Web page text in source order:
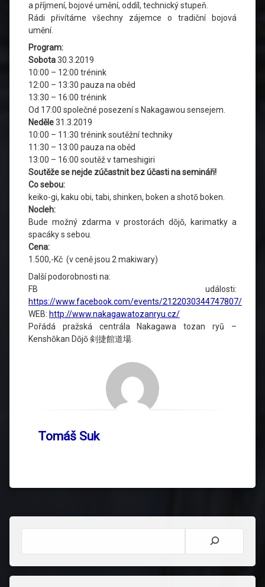
a příjmení, bojové umění, oddíl, technický stupeň.
Rádi přivítáme všechny zájemce o tradiční bojová
umění.
Program:
Sobota30.3.2019
10:00 – 12:00 trénink
12:00 – 13:30 pauza na oběd
13:30 – 16:00 trénink
Od 17:00 společné posezení s Nakagawou sensejem.
Neděle31.3.2019
10:00 – 11:30 trénink soutěžní techniky
11:30 – 13:00 pauza na oběd
13:00 – 16:00 soutěž v tameshigiri
Soutěže se nejde zúčastnit bez účasti na semináři!
Co sebou:
keiko-gi, kaku obi, tabi, shinken, boken a shotō boken.
Nocleh:
Bude možný zdarma v prostorách dōjō, karimatky a
spacáky s sebou.
Cena:
1.500,-Kč (v ceně jsou 2 makiwary)
Další podorobnosti na:
FB události:
https://www.facebook.com/events/2122030344747807/
WEB: http://www.nakagawatozanryu.cz/
Pořádá pražská centrála Nakagawa tozan ryū –
Kenshōkan Dōjō 剣捷館道場.
Tomáš Suk